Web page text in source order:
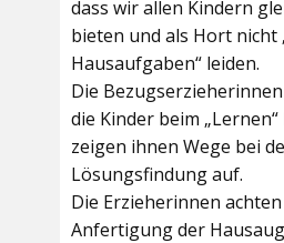
dass wir allen Kindern
bieten und als Hort nicht
Hausaufgaben“ leiden.
Die
die Kinder beim
zeigen ihnen Wege bei
Lösungsfindung auf.
Die Erzieherinnen
Anfertigung der